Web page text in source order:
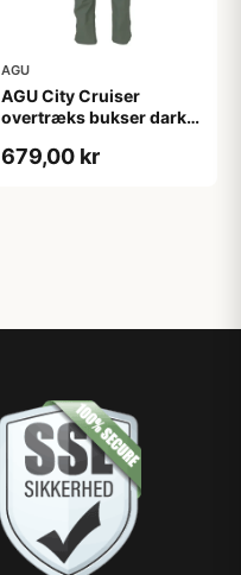
AGU
AGU City Cruiser
overtræks bukser dark
679,00 kr